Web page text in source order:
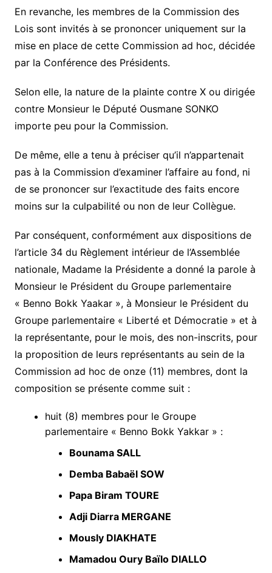
En revanche, les membres de la Commission des
Lois sont invités à se prononcer uniquement sur la
mise en place de cette Commission ad hoc, décidée
par la Conférence des Présidents.
Selon elle, la nature de la plainte contre X ou dirigée
contre Monsieur le Député Ousmane SONKO
importe peu pour la Commission.
De même, elle a tenu à préciser qu’il n’appartenait
pas à la Commission d’examiner l’affaire au fond, ni
de se prononcer sur l’exactitude des faits encore
moins sur la culpabilité ou non de leur Collègue.
Par conséquent, conformément aux dispositions de
l’article 34 du Règlement intérieur de l’Assemblée
nationale, Madame la Présidente a donné la parole à
Monsieur le Président du Groupe parlementaire
« Benno Bokk Yaakar », à Monsieur le Président du
Groupe parlementaire « Liberté et Démocratie » et à
la représentante, pour le mois, des non-inscrits, pour
la proposition de leurs représentants au sein de la
Commission ad hoc de onze (11) membres, dont la
composition se présente comme suit :
huit (8) membres pour le Groupe
parlementaire « Benno Bokk Yakkar » :
Bounama SALL
Demba Babaël SOW
Papa Biram TOURE
Adji Diarra MERGANE
Mously DIAKHATE
Mamadou Oury Baïlo DIALLO